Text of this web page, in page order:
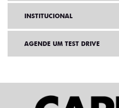
INSTITUCIONAL
AGENDE UM TEST DRIVE